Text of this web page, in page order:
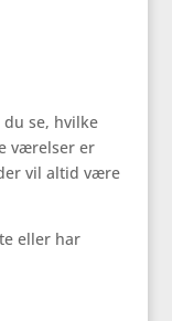
se, hvilke
værelser er
vil altid være
eller har